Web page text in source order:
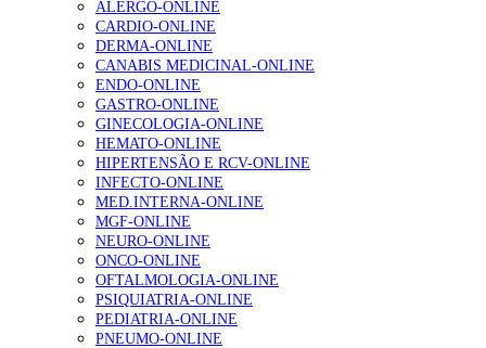
Enfermagem Forense. “Da urgência ao tribunal, cada
gesto conta e cada profissional faz a diferença”
202 visualizações
Alguns milhares de utentes podem ficar sem médico de
família com nova regras do registo, alerta associação
155 visualizações
1.º Episódio do Podcast “Frequência Cardio – Sintoniza-
te na Insuficiência Cardíaca” da Bayer
99 visualizações
ALERGO-ONLINE
CARDIO-ONLINE
DERMA-ONLINE
CANABIS MEDICINAL-ONLINE
ENDO-ONLINE
GASTRO-ONLINE
GINECOLOGIA-ONLINE
HEMATO-ONLINE
HIPERTENSÃO E RCV-ONLINE
INFECTO-ONLINE
MED.INTERNA-ONLINE
MGF-ONLINE
NEURO-ONLINE
ONCO-ONLINE
OFTALMOLOGIA-ONLINE
PSIQUIATRIA-ONLINE
PEDIATRIA-ONLINE
PNEUMO-ONLINE